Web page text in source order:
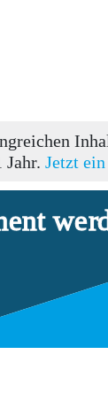
Jahr. Jetzt